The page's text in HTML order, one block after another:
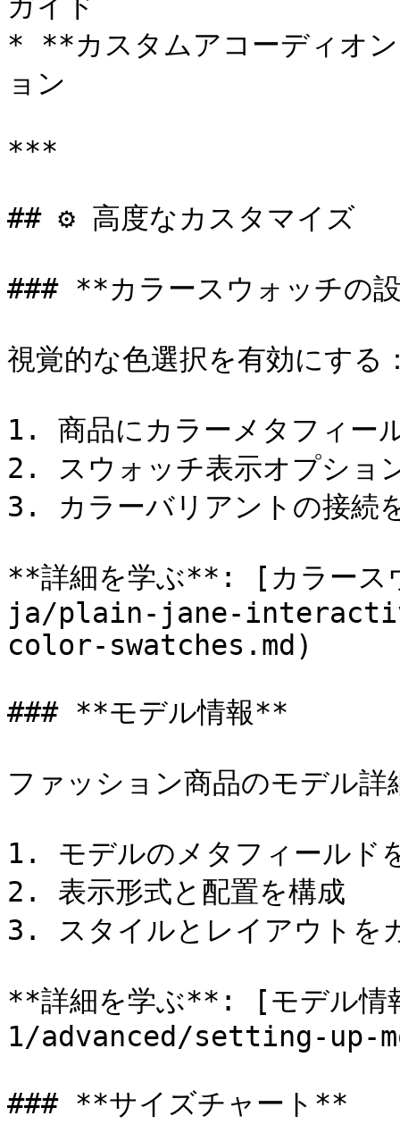
* **カスタムアコーディオ
ョン
***
## ⚙️ 高度なカスタマイズ
### **カラースウォッチの
視覚的な色選択を有効にする
1. 商品にカラーメタフィー
2. スウォッチ表示オプショ
3. カラーバリアントの接続
**詳細を学ぶ**: [カラー
ja/plain-jane-
color-swatches.md)
### **モデル情報**
ファッション商品のモデル詳
1. モデルのメタフィールド
2. 表示形式と配置を構成
3. スタイルとレイアウトを
**詳細を学ぶ**: [モデル
1/advanced/setting-up-
### **サイズチャート**